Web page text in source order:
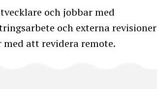
och jobbar med
och externa revisioner
med att revidera remote.